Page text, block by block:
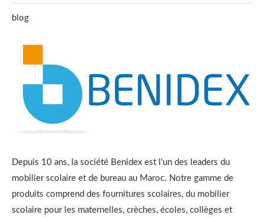
blog
Depuis 10 ans, la société Benidex est l'un des leaders du
mobilier scolaire et de bureau au Maroc. Notre gamme de
produits comprend des fournitures scolaires, du mobilier
scolaire pour les maternelles, crèches, écoles, collèges et